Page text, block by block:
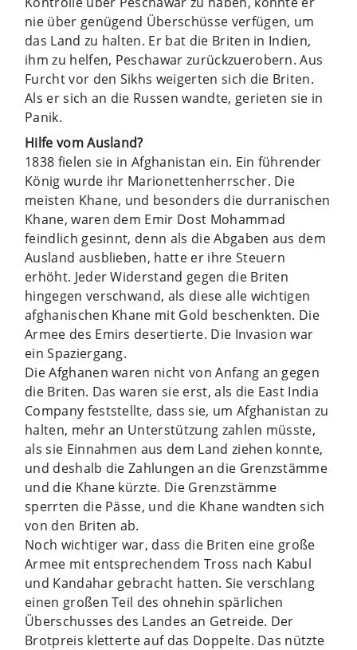
nie über genügend Überschüsse verfügen, um
das Land zu halten. Er bat die Briten in Indien,
ihm zu helfen, Peschawar zurückzuerobern. Aus
Furcht vor den Sikhs weigerten sich die Briten.
Als er sich an die Russen wandte, gerieten sie in
Panik.
Hilfe vom Ausland?
1838 fielen sie in Afghanistan ein. Ein führender
König wurde ihr Marionettenherrscher. Die
meisten Khane, und besonders die durranischen
Khane, waren dem Emir Dost Mohammad
feindlich gesinnt, denn als die Abgaben aus dem
Ausland ausblieben, hatte er ihre Steuern
erhöht. Jeder Widerstand gegen die Briten
hingegen verschwand, als diese alle wichtigen
afghanischen Khane mit Gold beschenkten. Die
Armee des Emirs desertierte. Die Invasion war
ein Spaziergang.
Die Afghanen waren nicht von Anfang an gegen
die Briten. Das waren sie erst, als die East India
Company feststellte, dass sie, um Afghanistan zu
halten, mehr an Unterstützung zahlen müsste,
als sie Einnahmen aus dem Land ziehen konnte,
und deshalb die Zahlungen an die Grenzstämme
und die Khane kürzte. Die Grenzstämme
sperrten die Pässe, und die Khane wandten sich
von den Briten ab.
Noch wichtiger war, dass die Briten eine große
Armee mit entsprechendem Tross nach Kabul
und Kandahar gebracht hatten. Sie verschlang
einen großen Teil des ohnehin spärlichen
Überschusses des Landes an Getreide. Der
Brotpreis kletterte auf das Doppelte. Das nützte